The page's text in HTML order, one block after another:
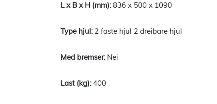
836 x 500 x 1090
2 faste hjul 2 dreibare hjul
Nei
400